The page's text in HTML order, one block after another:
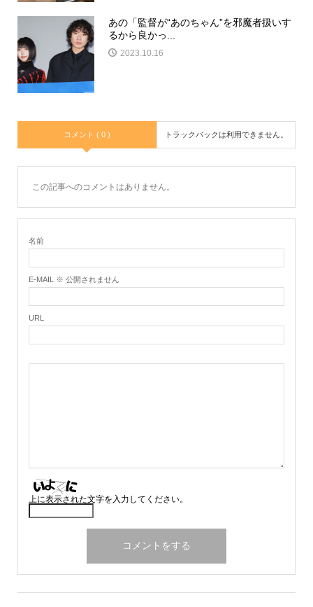
あの「監督が“あのちゃん”を邪魔者扱いす
るから良かっ...
2023.10.16
コメント ( 0 ) トラックバックは利用できません。
この記事へのコメントはありません。
名前
E-MAIL ※ 公開されません
URL
上に表示された文字を入力してください。